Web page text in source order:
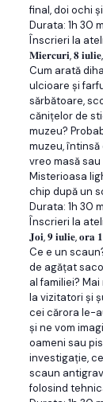
final, doi ochi
Durata: 1h 30
Înscrieri la
𝐌𝐢𝐞𝐫𝐜𝐮𝐫𝐢, 𝟖
Cum arată
ulcioare și
sărbătoare,
cănițelor de
muzeu?
muzeu,
vreo masă
Misterioasa
chip după un
Durata: 1h 30
Înscrieri la
𝐉𝐨𝐢, 𝟗 𝐢𝐮𝐥𝐢𝐞,
Ce e un
de agățat
al familiei?
la vizitatori și
cei cărora le-
și ne vom
oameni sau
investigație,
scaun
folosind